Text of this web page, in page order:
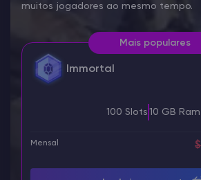
muitos jogadores ao mesmo tempo.
Mais populares
Immortal
100 Slots 10 GB Ram
Mensal